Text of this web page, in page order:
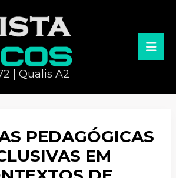
| Qualis A2
PEDAGÓGICAS
EM